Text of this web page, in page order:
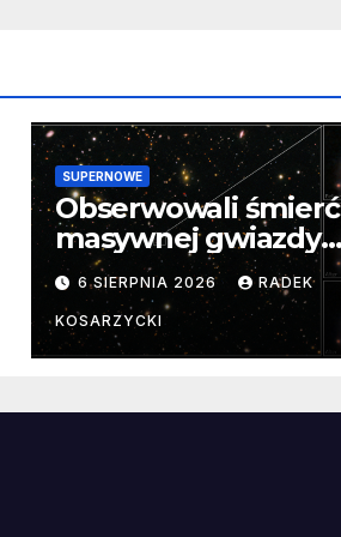
SUPERNOWE
Obserwowali śmierć
masywnej gwiazdy
od samego
początku.
Niezwykle cenne
dane
6 SIERPNIA 2026 RADEK
KOSARZYCKI